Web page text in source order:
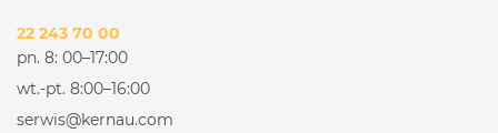
22 243 70 00
pn. 8: 00–17:00
wt.-pt. 8:00–16:00
serwis@kernau.com